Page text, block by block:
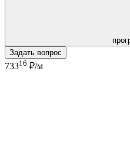
Задать вопрос
73316 ₽/м